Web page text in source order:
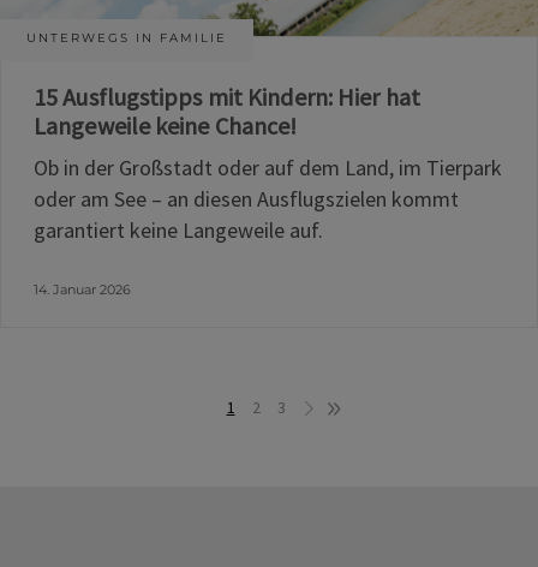
UNTERWEGS IN FAMILIE
15 Ausflugstipps mit Kindern: Hier hat
Langeweile keine Chance!
Ob in der Großstadt oder auf dem Land, im Tierpark
oder am See – an diesen Ausflugszielen kommt
garantiert keine Langeweile auf.
14. Januar 2026
1 2 3